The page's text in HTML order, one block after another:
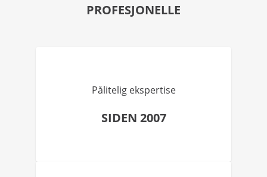
PROFESJONELLE
Pålitelig ekspertise
SIDEN 2007